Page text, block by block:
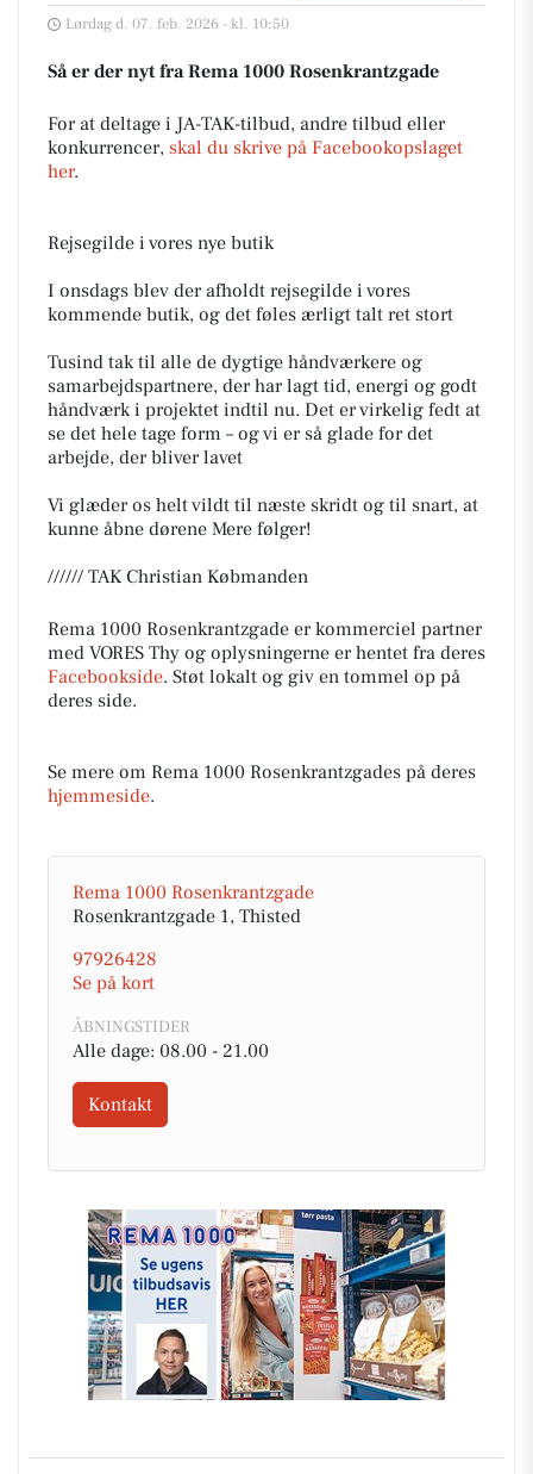
Lørdag d. 07. feb. 2026 - kl. 10:50
Så er der nyt fra Rema 1000 Rosenkrantzgade
For at deltage i JA-TAK-tilbud, andre tilbud eller
konkurrencer, skal du skrive på Facebookopslaget
her.
Rejsegilde i vores nye butik
I onsdags blev der afholdt rejsegilde i vores
kommende butik, og det føles ærligt talt ret stort
Tusind tak til alle de dygtige håndværkere og
samarbejdspartnere, der har lagt tid, energi og godt
håndværk i projektet indtil nu. Det er virkelig fedt at
se det hele tage form – og vi er så glade for det
arbejde, der bliver lavet
Vi glæder os helt vildt til næste skridt og til snart, at
kunne åbne dørene Mere følger!
////// TAK Christian Købmanden
Rema 1000 Rosenkrantzgade er kommerciel partner
med VORES Thy og oplysningerne er hentet fra deres
Facebookside. Støt lokalt og giv en tommel op på
deres side.
Se mere om Rema 1000 Rosenkrantzgades på deres
hjemmeside.
Rema 1000 Rosenkrantzgade
Rosenkrantzgade 1, Thisted
97926428
Se på kort
ÅBNINGSTIDER
Alle dage: 08.00 - 21.00
Kontakt